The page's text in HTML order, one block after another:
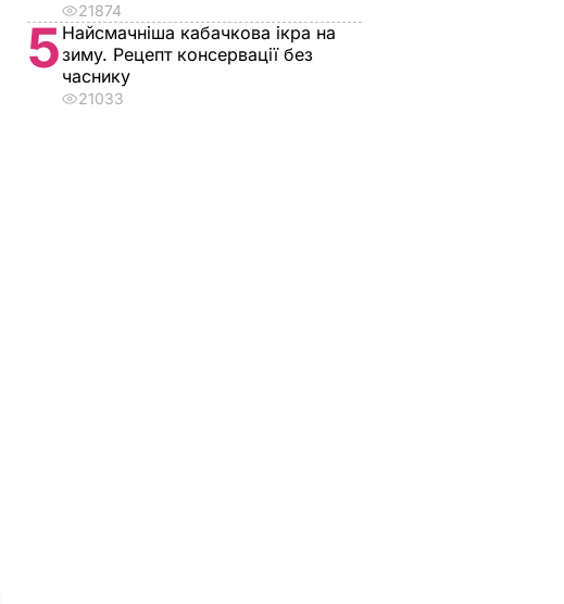
21874
5 Найсмачніша кабачкова ікра на
зиму. Рецепт консервації без
часнику
21033